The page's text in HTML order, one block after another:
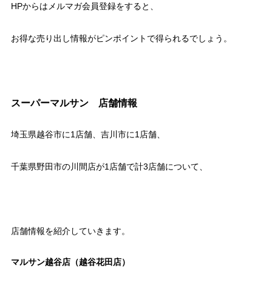
HPからはメルマガ会員登録をすると、
お得な売り出し情報がピンポイントで得られるでしょう。
スーパーマルサン 店舗情報
埼玉県越谷市に1店舗、吉川市に1店舗、
千葉県野田市の川間店が1店舗で計3店舗について、
店舗情報を紹介していきます。
マルサン越谷店（越谷花田店）